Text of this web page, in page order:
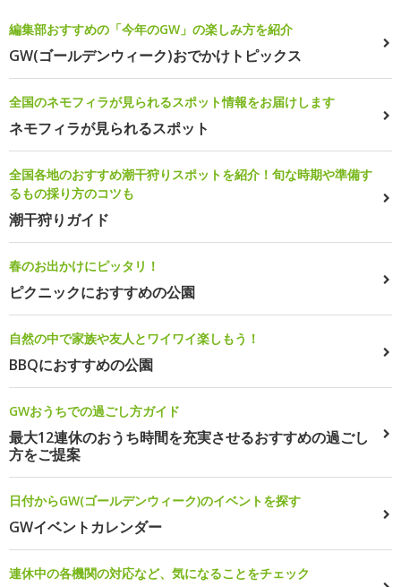
編集部おすすめの「今年のGW」の楽しみ方を紹介
GW(ゴールデンウィーク)おでかけトピックス
全国のネモフィラが見られるスポット情報をお届けします
ネモフィラが見られるスポット
全国各地のおすすめ潮干狩りスポットを紹介！旬な時期や準備す
るもの採り方のコツも
潮干狩りガイド
春のお出かけにピッタリ！
ピクニックにおすすめの公園
自然の中で家族や友人とワイワイ楽しもう！
BBQにおすすめの公園
GWおうちでの過ごし方ガイド
最大12連休のおうち時間を充実させるおすすめの過ごし
方をご提案
日付からGW(ゴールデンウィーク)のイベントを探す
GWイベントカレンダー
連休中の各機関の対応など、気になることをチェック